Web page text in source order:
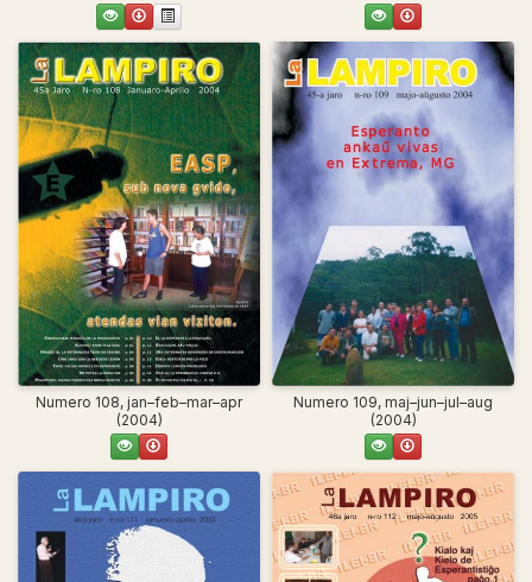
Numero 108, jan–feb–mar–apr
(2004)
Numero 109, maj–jun–jul–aug
(2004)